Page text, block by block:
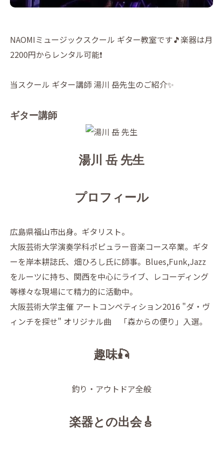
NAOMIミュージックスクール ギター教室です🎵楽器は月
2200円からレンタル可能❗️
当スクール ギター講師 湯川 岳先生のご紹介✨
ギター講師
湯川 岳 先生
プロフィール
広島県福山市出身。ギタリスト。
大阪芸術大学演奏学科ポピュラー音楽コース卒業。ギタ
ーを岸本耕誌氏、畑ひろし氏に師事。Blues,Funk,Jazz
をルーツに持ち、関西を中心にライブ、レコーディング
等様々な現場にて精力的に活動中。
大阪芸術大学主催 アートコンペティション2016 "ダ・ヴ
ィンチを探せ" オリジナル曲 「森からの便り」入選。
趣味🎣
釣り・アウトドア全般
楽器との出会🎸